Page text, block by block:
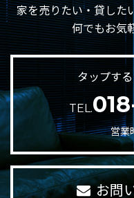
家を売りたい・貸した
何でもお気
タップす
TEL.
営業
お問